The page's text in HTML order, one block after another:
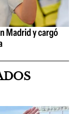
Madrid y cargó